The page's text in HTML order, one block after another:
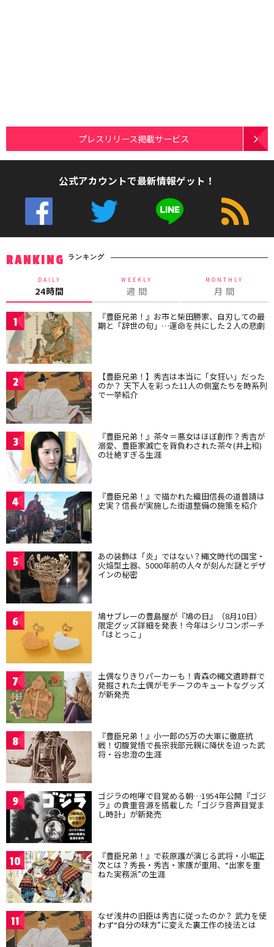
プレスリリース掲載サービス
公式アカウントで最新情報ゲット！
RANKING ランキング
DAILY
24時間
WEEKLY
週 間
MONTHLY
月 間
1 『豊臣兄弟！』お市と柴田勝家、自刃しての最
期と「辞世の句」…運命を共にした２人の悲劇
2 【豊臣兄弟！】秀吉は本当に「女狂い」だった
のか？ 天下人を彩った11人の側室たちを時系列
で一挙紹介
3 『豊臣兄弟！』茶々＝悪女はほぼ創作？秀吉が
溺愛、豊臣家滅亡を背負わされた茶々(井上和)
の壮絶すぎる生涯
4 『豊臣兄弟！』で描かれた織田信長の道普請は
史実？信長が実施した街道整備の施策を紹介
5 あの装飾は「炎」ではない？縄文時代の国宝・
火焔型土器、5000年前の人々が刻んだ謎とデザ
インの秘密
6 鳩サブレーの豊島屋が『鳩の日』（8月10日）
限定グッズ詳細を発表！今年はシリコンポーチ
「はとっこ」
7 土偶なりきりパーカーも！青森の縄文遺跡群で
発掘された土偶がモチーフのキュートなグッズ
が新発売
8 『豊臣兄弟！』小一郎の5万の大軍に徹底抗
戦！切腹覚悟で長宗我部元親に降伏を迫った武
将・谷忠澄の生涯
9 ゴジラの咆哮で目覚める朝…1954年公開『ゴジ
ラ』の貴重音源を搭載した「ゴジラ音声目覚ま
し時計」が新発売
10 『豊臣兄弟！』で萩原護が演じる武将・小堀正
次とは？秀長・秀吉・家康が重用、“出家を重
ねた実務派”の生涯
11 なぜ浅井の旧臣は秀吉に従ったのか？ 武力を使
わず“自分の味方”に変えた裏工作の技法とは